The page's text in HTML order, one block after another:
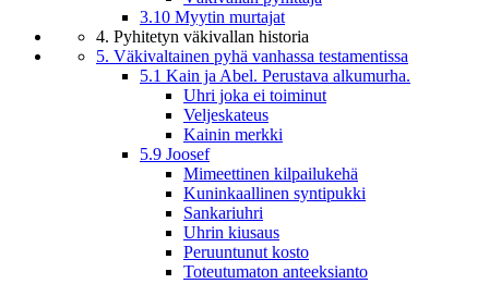
3.10 Myytin murtajat
4. Pyhitetyn väkivallan historia
5. Väkivaltainen pyhä vanhassa testamentissa
5.1 Kain ja Abel. Perustava alkumurha.
Uhri joka ei toiminut
Veljeskateus
Kainin merkki
5.9 Joosef
Mimeettinen kilpailukehä
Kuninkaallinen syntipukki
Sankariuhri
Uhrin kiusaus
Peruuntunut kosto
Toteutumaton anteeksianto